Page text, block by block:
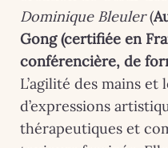
Dominique Bleuler(
Gong (certifiée en
conférencière, de
L’agilité des mains et
d’expressions
thérapeutiques et